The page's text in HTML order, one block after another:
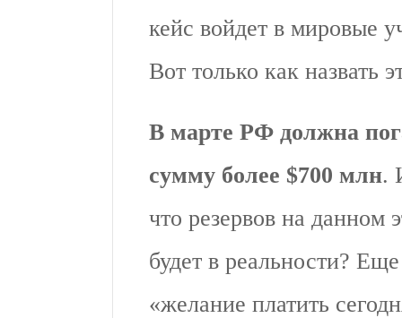
кейс войдет в мировые
Вот только как назвать
В марте РФ должна
сумму более $700 млн.
что резервов на данном
будет в реальности?
«желание платить